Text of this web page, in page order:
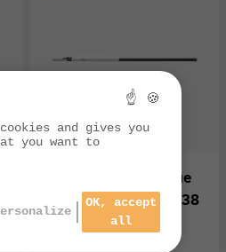
Manche télescopique
STIHL pour scie PR 38
☝ 🍪
and gives you
you want to
OK, accept
all